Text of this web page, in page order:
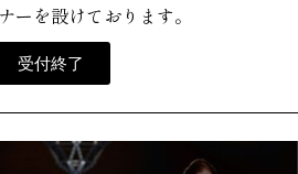
ーを設けております。
受付終了